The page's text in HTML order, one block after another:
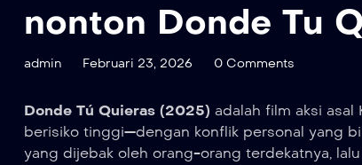
nonton Donde Tu
admin Februari 23, 2026 0 Comments
Donde Tú Quieras (2025) adalah film aksi asal
berisiko tinggi—dengan konflik personal yang
yang dijebak oleh orang-orang terdekatnya,